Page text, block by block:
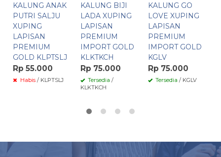
KALUNG ANAK
PUTRI SALJU
XUPING
LAPISAN
PREMIUM
GOLD KLPTSLJ
Rp 55.000
Habis / KLPTSLJ
KALUNG BIJI
LADA XUPING
LAPISAN
PREMIUM
IMPORT GOLD
KLKTKCH
Rp 75.000
Tersedia /
KLKTKCH
KALUNG GO
LOVE XUPING
LAPISAN
PREMIUM
IMPORT GOLD
KGLV
Rp 75.000
Tersedia / KGLV